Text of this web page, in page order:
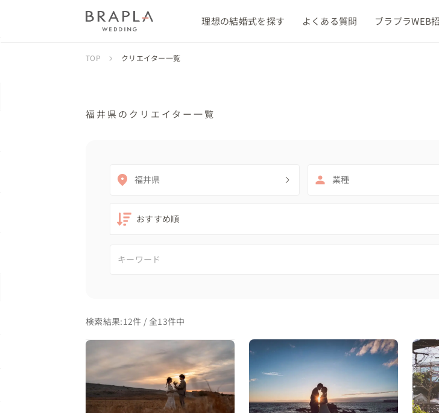
理想の結婚式を探す よくある質問 ブラプラWEB
TOP クリエイター一覧
福井県のクリエイター一覧
福井県 業種
検索結果:12件 / 全13件中
みうら あつし 世界どこで
もフッ軽カメラマン
フォトグラファー
Taka（コウノタカユキ）
フォトグラファー フ